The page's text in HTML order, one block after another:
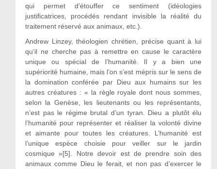
qui permet d’étouffer ce sentiment (idéologies
justificatrices, procédés rendant invisible la réalité du
traitement réservé aux animaux, etc.).
Andrew Linzey, théologien chrétien, précise quant à lui
qu’il ne cherche pas à remettre en cause le caractère
unique ou spécial de l’humanité. Il y a bien une
supériorité humaine, mais l’on s’est mépris sur le sens de
la domination conférée par Dieu aux humains sur les
autres créatures : « la règle royale dont nous sommes,
selon la Genèse, les lieutenants ou les représentants,
n’est pas le régime brutal d’un tyran. Dieu a plutôt élu
l’humanité pour représenter et réaliser la volonté divine
et aimante pour toutes les créatures. L’humanité est
l’unique espèce choisie pour veiller sur le jardin
cosmique »[5]. Notre devoir est de prendre soin des
animaux comme Dieu le ferait, et non pas d’exercer le